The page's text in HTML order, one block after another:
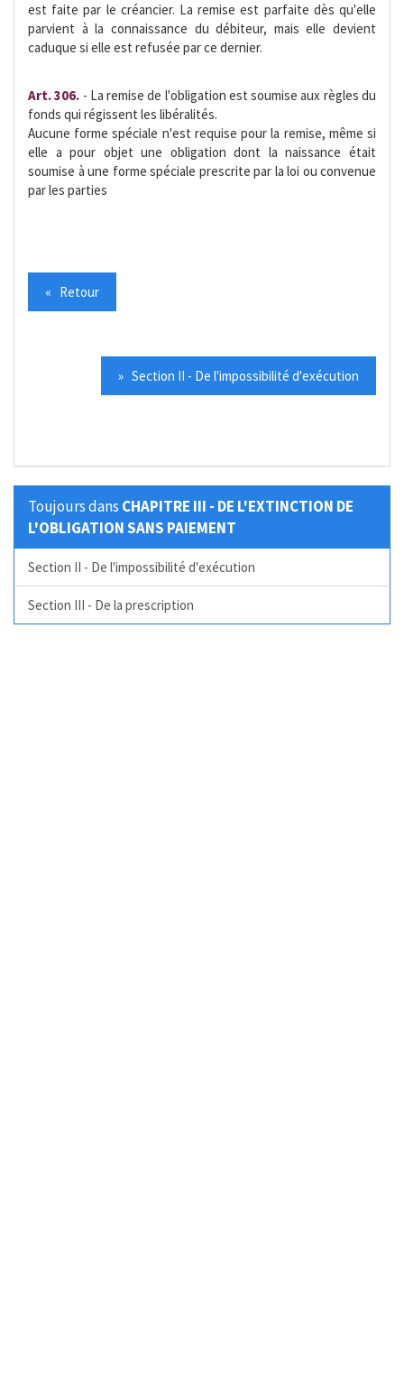
est faite par le créancier. La remise est parfaite dès qu'elle
parvient à la connaissance du débiteur, mais elle devient
caduque si elle est refusée par ce dernier.
Art. 306. - La remise de l'obligation est soumise aux règles du
fonds qui régissent les libéralités.
Aucune forme spéciale n'est requise pour la remise, même si
elle a pour objet une obligation dont la naissance était
soumise à une forme spéciale prescrite par la loi ou convenue
par les parties
« Retour
» Section II - De l'impossibilité d'exécution
Toujours dans CHAPITRE III - DE L'EXTINCTION DE
L'OBLIGATION SANS PAIEMENT
Section II - De l'impossibilité d'exécution
Section III - De la prescription